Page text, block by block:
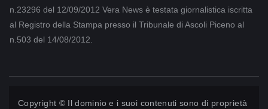
n.23296 del 12/09/2012 Vera News è testata giornalistica iscritta
al Registro della Stampa presso il Tribunale di Ascoli Piceno al
n.503 del 14/08/2012.
Copyright © Il dominio e i suoi contenuti sono di proprietà